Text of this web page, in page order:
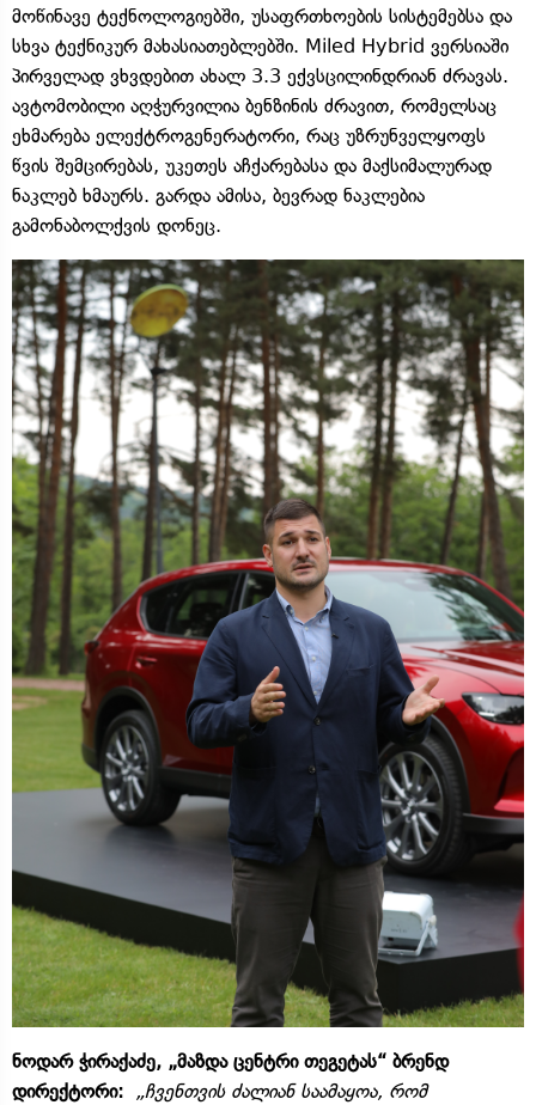
მოწინავე ტექნოლოგიებში, უსაფრთხოების სისტემებსა და
სხვა ტექნიკურ მახასიათებლებში. Miled Hybrid ვერსიაში
პირველად ვხვდებით ახალ 3.3 ექვსცილინდრიან ძრავას.
ავტომობილი აღჭურვილია ბენზინის ძრავით, რომელსაც
ეხმარება ელექტროგენერატორი, რაც უზრუნველყოფს
წვის შემცირებას, უკეთეს აჩქარებასა და მაქსიმალურად
ნაკლებ ხმაურს. გარდა ამისა, ბევრად ნაკლებია
გამონაბოლქვის დონეც.
ნოდარ ჭირაქაძე, „მაზდა ცენტრი თეგეტას“ ბრენდ
დირექტორი:
„ჩვენთვის ძალიან საამაყოა, რომ